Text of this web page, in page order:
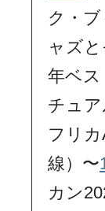
ク・
ャズ
年ベ
チュ
フリ
線）〜
カン